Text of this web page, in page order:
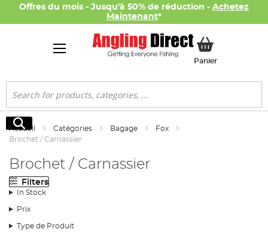
Offres du mois - Jusqu'à 50% de réduction - Achetez
Maintenant*
PanierMon panier
Rechercher
Rechercher
Accueil Catégories Bagage
Fox
Brochet / Carnassier
Brochet / Carnassier
Filters
In Stock
Prix
Type de Produit